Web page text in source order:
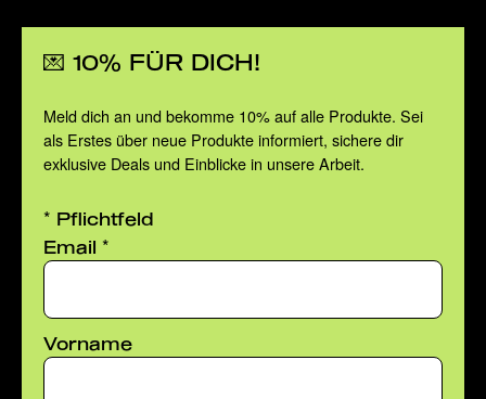
💌 10% FÜR DICH!
Meld dich an und bekomme 10% auf alle Produkte. Sei
als Erstes über neue Produkte informiert, sichere dir
exklusive Deals und Einblicke in unsere Arbeit.
* Pflichtfeld
Email *
Vorname